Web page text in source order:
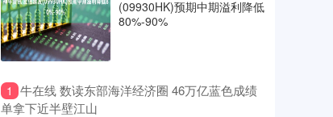
(09930HK)预期中期溢利降低
80%-90%
1 ​牛在线 数读东部海洋经济圈 46万亿蓝色成绩
单拿下近半壁江山